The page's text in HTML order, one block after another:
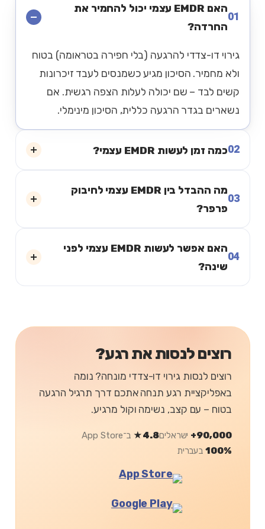
01
האם EMDR עצמי יכול להחמיר את
החרדה?
גירוי דו-צדדי להרגעה (בלי חפירה בטראומה) בטוח
ולא מחמיר. הסיכון מגיע כשמנסים לעבד זיכרונות
קשים לבד – שם יכולה לעלות הצפה רגשית. אם
נשארים בגדר הרגעה כללית, הסיכון מינימלי.
02כמה זמן לעשות EMDR עצמי?
03
מה ההבדל בין EMDR עצמי לחיבוק
פרפר?
04
האם אפשר לעשות EMDR עצמי לפני
שינה?
רוצים לנסות את רגע?
רוצים לנסות גירוי דו-צדדי מונחה? נומה
באפליקציית רגע תנחה אתכם דרך תרגיל הרגעה
בטוח – עם קצב, נשימה וקול מרגיע.
90,000+ ישראלים4.8★
ב־App Store
100%בעברית